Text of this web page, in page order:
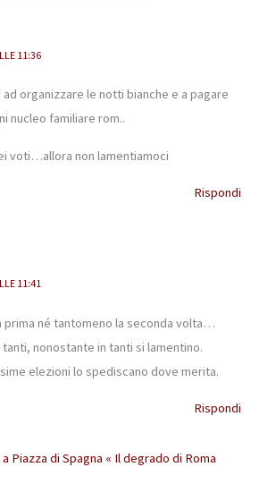
11:36
organizzare le notti bianche e a pagare
nucleo familiare rom..
voti…allora non lamentiamoci
Rispondi
11:41
prima né tantomeno la seconda volta…
nonostante in tanti si lamentino.
elezioni lo spediscano dove merita.
Rispondi
Piazza di Spagna « Il degrado di Roma